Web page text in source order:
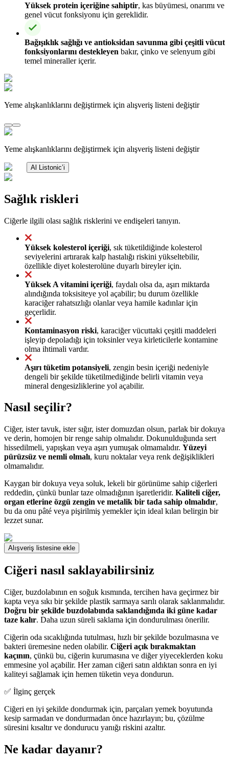
Yüksek protein içeriğine sahiptir, kas büyümesi, onarımı ve
genel vücut fonksiyonu için gereklidir.
Bağışıklık sağlığı ve antioksidan savunma gibi çeşitli vücut
fonksiyonlarını destekleyen bakır, çinko ve selenyum gibi
temel mineraller içerir.
Yeme alışkanlıklarını değiştirmek için alışveriş listeni değiştir
Yeme alışkanlıklarını değiştirmek için alışveriş listeni değiştir
Al Listonic’i
Sağlık riskleri
Ciğerle ilgili olası sağlık risklerini ve endişeleri tanıyın.
Yüksek kolesterol içeriği, sık tüketildiğinde kolesterol
seviyelerini artırarak kalp hastalığı riskini yükseltebilir,
özellikle diyet kolesterolüne duyarlı bireyler için.
Yüksek A vitamini içeriği, faydalı olsa da, aşırı miktarda
alındığında toksisiteye yol açabilir; bu durum özellikle
karaciğer rahatsızlığı olanlar veya hamile kadınlar için
geçerlidir.
Kontaminasyon riski, karaciğer vücuttaki çeşitli maddeleri
işleyip depoladığı için toksinler veya kirleticilerle kontamine
olma ihtimali vardır.
Aşırı tüketim potansiyeli, zengin besin içeriği nedeniyle
dengeli bir şekilde tüketilmediğinde belirli vitamin veya
mineral dengesizliklerine yol açabilir.
Nasıl seçilir?
Ciğer, ister tavuk, ister sığır, ister domuzdan olsun, parlak bir dokuya
ve derin, homojen bir renge sahip olmalıdır. Dokunulduğunda sert
hissedilmeli, yapışkan veya aşırı yumuşak olmamalıdır. Yüzeyi
pürüzsüz ve nemli olmalı, kuru noktalar veya renk değişiklikleri
olmamalıdır.
Kaygan bir dokuya veya soluk, lekeli bir görünüme sahip ciğerleri
reddedin, çünkü bunlar taze olmadığının işaretleridir. Kaliteli ciğer,
organ etlerine özgü zengin ve metalik bir tada sahip olmalıdır,
bu da onu pâté veya pişirilmiş yemekler için ideal kılan belirgin bir
lezzet sunar.
Alışveriş listesine ekle
Ciğeri nasıl saklayabilirsiniz
Ciğer, buzdolabının en soğuk kısmında, tercihen hava geçirmez bir
kapta veya sıkı bir şekilde plastik sarmaya sarılı olarak saklanmalıdır.
Doğru bir şekilde buzdolabında saklandığında iki güne kadar
taze kalır. Daha uzun süreli saklama için dondurulması önerilir.
Ciğerin oda sıcaklığında tutulması, hızlı bir şekilde bozulmasına ve
bakteri üremesine neden olabilir. Ciğeri açık bırakmaktan
kaçının, çünkü bu, ciğerin kurumasına ve diğer yiyeceklerden koku
emmesine yol açabilir. Her zaman ciğeri satın aldıktan sonra en iyi
kaliteyi sağlamak için hemen tüketin veya dondurun.
✅ İlginç gerçek
Ciğeri en iyi şekilde dondurmak için, parçaları yemek boyutunda
kesip sarmadan ve dondurmadan önce hazırlayın; bu, çözülme
süresini kısaltır ve dondurucu yanığı riskini azaltır.
Ne kadar dayanır?